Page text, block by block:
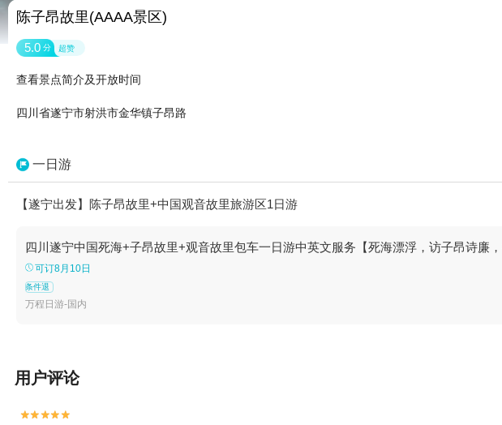
陈子昂故里(AAAA景区)
5.0 分 超赞
查看景点简介及开放时间
四川省遂宁市射洪市金华镇子昂路
一日游
【遂宁出发】陈子昂故里+中国观音故里旅游区1日游
四川遂宁中国死海+子昂故里+观音故里包车一日游中英文服务【死海漂浮，访子昂诗廉，
可订8月10日
条件退
万程日游-国内
用户评论

